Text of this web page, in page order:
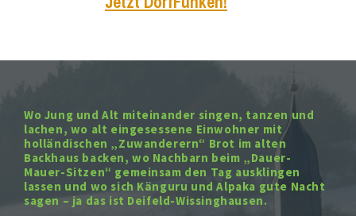
Wo Jung und Alt miteinander singen, tanzen und
lachen, wo alt eingesessene Einwohner mit
holländischen „Zuwanderern“ Brot im alten
Backhaus backen, wo Nachbarn beim „Dauer-
Mauer-Sitzen“ gemeinsam den Tag ausklingen
lassen und wo sich Känguru und Alpaka gute Nacht
sagen – ja das ist Deifeld-Wissinghausen.